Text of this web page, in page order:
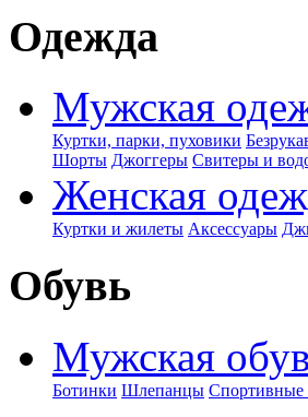
Одежда
Мужская
Куртки, парки, пуховики
Шорты Джоггеры Свитеры и
Женская
Куртки и жилеты Аксессуары
Обувь
Мужская
Ботинки Шлепанцы Спортивные